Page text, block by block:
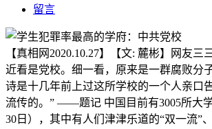
留言
【真相网2020.10.27】【文: 麓彬】网友三
近看是党校。细一看，原来是一群腐败分
诗是十几年前上过这所学校的一个人亲口
流传的。” ——题记 中国目前有3005所大
30日），其中有人们津津乐道的“双一流”